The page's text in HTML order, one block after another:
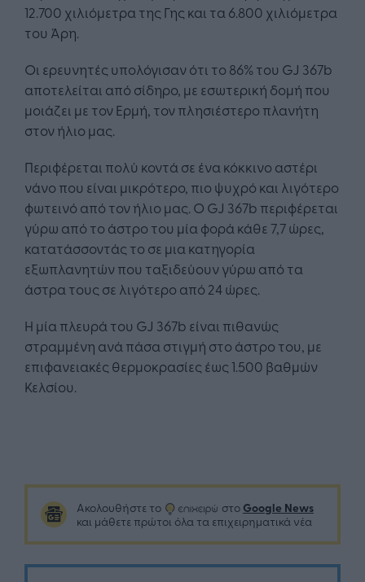
12.700 χιλιόμετρα της Γης και τα 6.800 χιλιόμετρα
του Άρη.
Οι ερευνητές υπολόγισαν ότι το 86% του GJ 367b
αποτελείται από σίδηρο, με εσωτερική δομή που
μοιάζει με τον Ερμή, τον πλησιέστερο πλανήτη
στον ήλιο μας.
Περιφέρεται πολύ κοντά σε ένα κόκκινο αστέρι
νάνο που είναι μικρότερο, πιο ψυχρό και λιγότερο
φωτεινό από τον ήλιο μας. Ο GJ 367b περιφέρεται
γύρω από το άστρο του μία φορά κάθε 7,7 ώρες,
κατατάσσοντάς το σε μια κατηγορία
εξωπλανητών που ταξιδεύουν γύρω από τα
άστρα τους σε λιγότερο από 24 ώρες.
Η μία πλευρά του GJ 367b είναι πιθανώς
στραμμένη ανά πάσα στιγμή στο άστρο του, με
επιφανειακές θερμοκρασίες έως 1.500 βαθμών
Κελσίου.
Ακολουθήστε το στο Google News
και μάθετε πρώτοι όλα τα επιχειρηματικά νέα